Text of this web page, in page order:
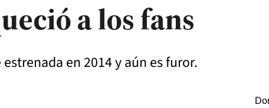
a los fans
en 2014 y aún es furor.